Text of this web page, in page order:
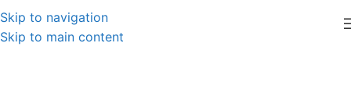
Skip to navigation
Skip to main content